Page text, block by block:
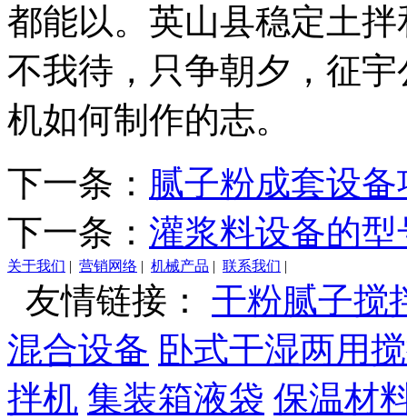
都能以。英山县稳定土
不我待，只争朝夕，征
机如何制作的志。
下一条： 腻子粉成套设
下一条： 灌浆料设备的型
关于我们 | 营销网络 | 机械产品 | 联系我们 |
友情链接： 干粉腻子搅
混合设备 卧式干湿两用
拌机 集装箱液袋 保温材